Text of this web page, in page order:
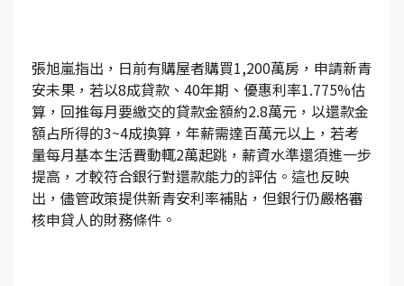
張旭嵐指出，日前有購屋者購買1,200萬房，申請新青
安未果，若以8成貸款、40年期、優惠利率1.775%估
算，回推每月要繳交的貸款金額約2.8萬元，以還款金
額占所得的3~4成換算，年薪需達百萬元以上，若考
量每月基本生活費動輒2萬起跳，薪資水準還須進一步
提高，才較符合銀行對還款能力的評估。這也反映
出，儘管政策提供新青安利率補貼，但銀行仍嚴格審
核申貸人的財務條件。